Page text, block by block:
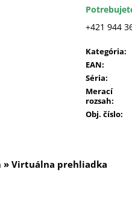
+421 944
Kategória:
EAN:
Séria:
Merací
rozsah:
Obj. číslo:
» Virtuálna prehliadka